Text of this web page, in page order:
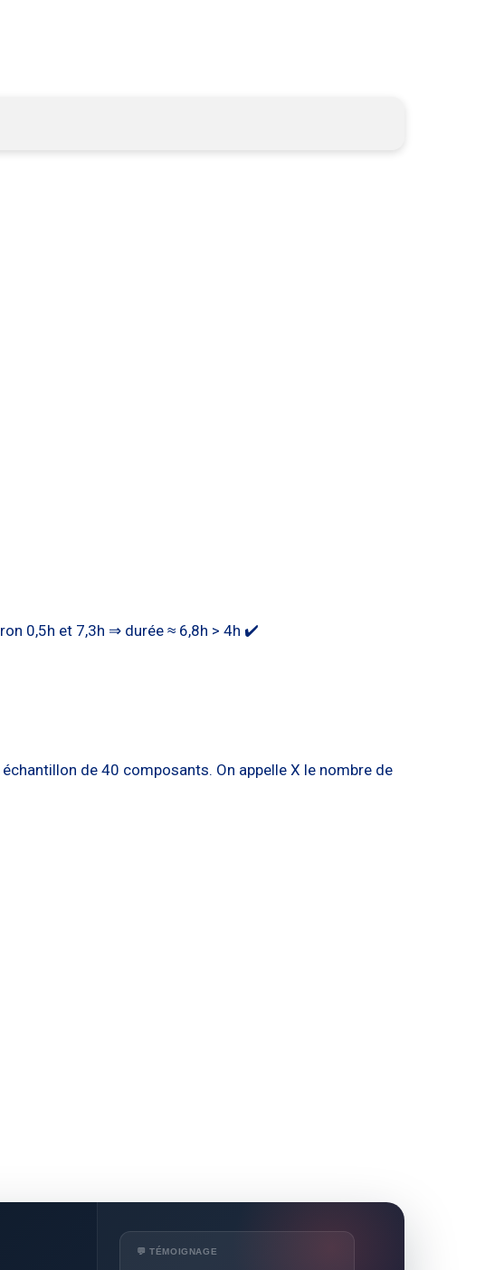
0,5h et 7,3h ⇒ durée ≈ 6,8h > 4h ✔️
de 40 composants. On appelle X le nombre de
💬 TÉMOIGNAGE